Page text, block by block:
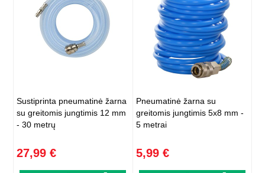
Sustiprinta pneumatinė žarna
su greitomis jungtimis 12 mm
- 30 metrų
27,99 €
Pneumatinė žarna su
greitomis jungtimis 5x8 mm -
5 metrai
5,99 €